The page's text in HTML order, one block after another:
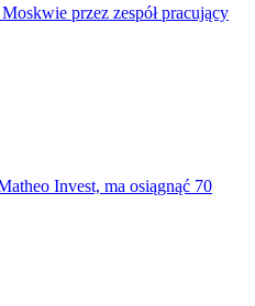
przez zespół pracujący
Invest, ma osiągnąć 70